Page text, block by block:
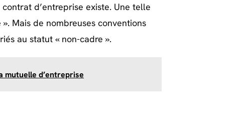
d’entreprise existe. Une telle
Mais de nombreuses conventions
au statut « non-cadre ».
mutuelle d’entreprise